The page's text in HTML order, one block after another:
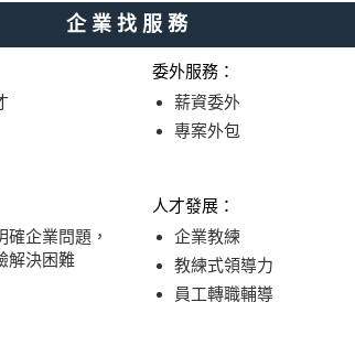
企業找服務
委外服務：
薪資委外
專案外包
確企業問題，
解決困難
人才發展：
企業教練
教練式領導力
員工轉職輔導